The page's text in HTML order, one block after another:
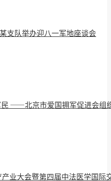
支队举办迎八一军地座谈会
——北京市爱国拥军促进会组
业大会暨第四届中法医学国际